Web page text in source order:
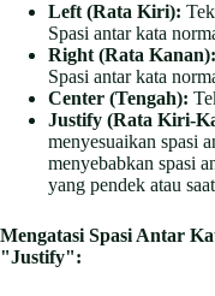
Left (Rata Kiri):
Spasi antar kata
Right (Rata Kanan):
Spasi antar kata
Center (Tengah):
Justify (Rata Kiri-
menyesuaikan spasi
menyebabkan spasi
yang pendek atau
Mengatasi Spasi Antar
"Justify":